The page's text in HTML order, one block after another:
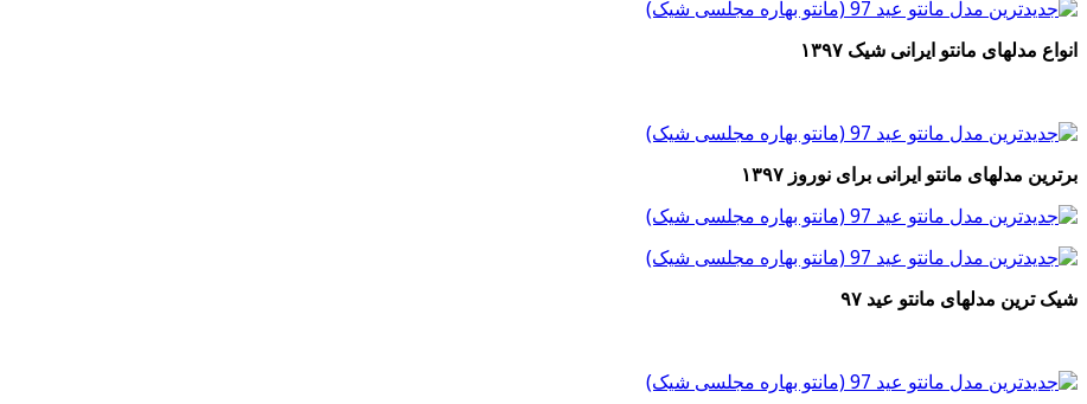
انواع مدلهای مانتو ایرانی شیک ۱۳۹۷
برترین مدلهای مانتو ایرانی برای نوروز ۱۳۹۷
شیک ترین مدلهای مانتو عید ۹۷